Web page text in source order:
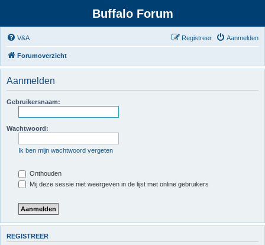
Buffalo Forum
V&A Aanmelden
Registreer
Forumoverzicht
Aanmelden
Gebruikersnaam:
Wachtwoord:
Ik ben mijn wachtwoord vergeten
Onthouden
Mij deze sessie niet weergeven in de lijst met online gebruikers
REGISTREER